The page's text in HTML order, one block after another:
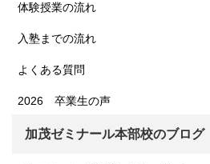
体験授業の流れ
入塾までの流れ
よくある質問
2026 卒業生の声
加茂ゼミナール本部校のブログ